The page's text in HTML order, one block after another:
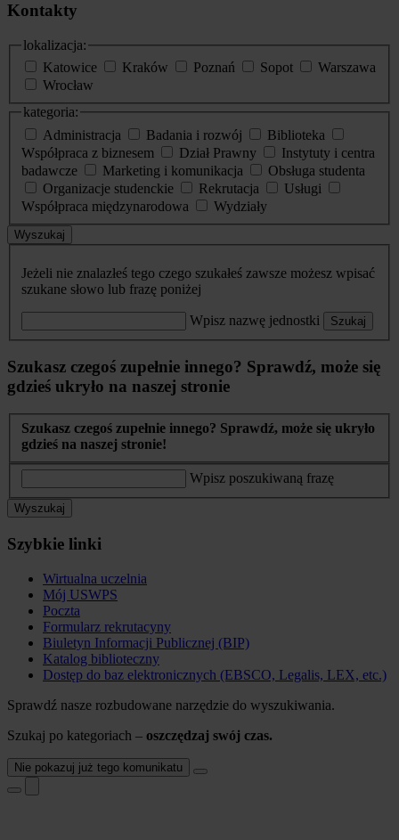
Kontakty
lokalizacja:
Katowice
Kraków Poznań Sopot
Warszawa
Wrocław
kategoria:
Administracja
Badania i rozwój
Biblioteka
Współpraca z biznesem
Dział Prawny
Instytuty i centra
badawcze
Marketing i komunikacja
Obsługa studenta
Organizacje studenckie
Rekrutacja
Usługi
Współpraca międzynarodowa
Wydziały
Wyszukaj
Jeżeli nie znalazłeś tego czego szukałeś zawsze możesz wpisać
szukane słowo lub frazę poniżej
Wpisz nazwę jednostki Szukaj
Szukasz czegoś zupełnie innego? Sprawdź, może się
gdzieś ukryło na naszej stronie
Szukasz czegoś zupełnie innego? Sprawdź, może się ukryło
gdzieś na naszej stronie!
Wpisz poszukiwaną frazę
Wyszukaj
Szybkie linki
Wirtualna uczelnia
Mój USWPS
Poczta
Formularz rekrutacyny
Biuletyn Informacji Publicznej (BIP)
Katalog biblioteczny
Dostęp do baz elektronicznych (EBSCO, Legalis, LEX, etc.)
Sprawdź nasze rozbudowane narzędzie do wyszukiwania.
Szukaj po kategoriach – oszczędzaj swój czas.
Nie pokazuj już tego komunikatu